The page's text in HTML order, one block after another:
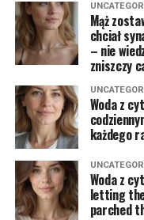
Mąż
chciał
– nie
zniszczy
Woda z
każdego
Woda z
letting
parched